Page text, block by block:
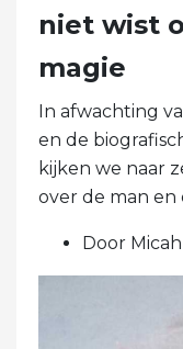
niet wist
magie
In afwachting
en de
kijken we naar
over de man en
Door